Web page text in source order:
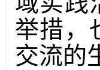
举措，
交流的